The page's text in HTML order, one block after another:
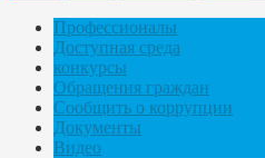
Профессионалы
Доступная среда
конкурсы
Обращения граждан
Сообщить о коррупции
Документы
Видео